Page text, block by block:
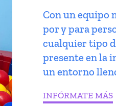
Con un equipo
por y para
cualquier tipo
presente en la
un entorno
INFÓRMATE MÁS